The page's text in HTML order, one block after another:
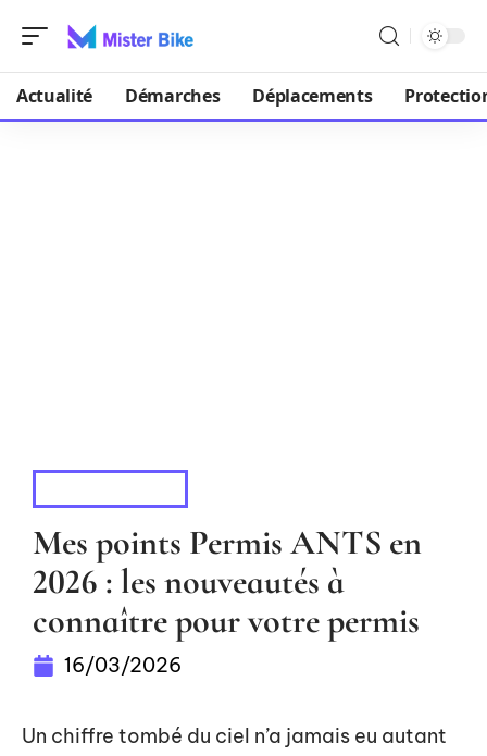
Actualité Démarches Déplacements
Mes points Permis ANTS en
2026 : les nouveautés à
connaître pour votre permis
16/03/2026
Un chiffre tombé du ciel n’a jamais eu autant